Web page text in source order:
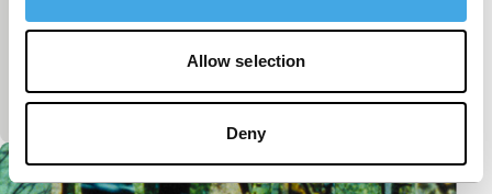
Allow selection
Deny
De inspiratie voor deze korte film was de
muziektrack Interlude door de Britse band
een groep…